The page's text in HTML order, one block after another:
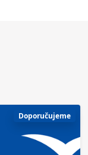
Doporučujeme